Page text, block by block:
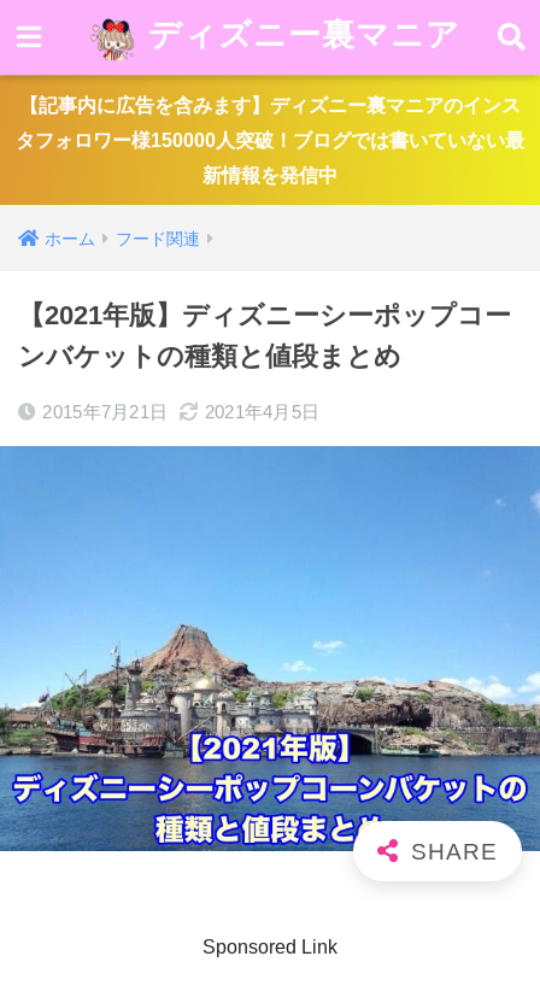
ディズニー裏マニア
【記事内に広告を含みます】ディズニー裏マニアのインス
タフォロワー様150000人突破！ブログでは書いていない最
新情報を発信中
ホーム フード関連
【2021年版】ディズニーシーポップコー
ンバケットの種類と値段まとめ
2015年7月21日 2021年4月5日
Sponsored Link